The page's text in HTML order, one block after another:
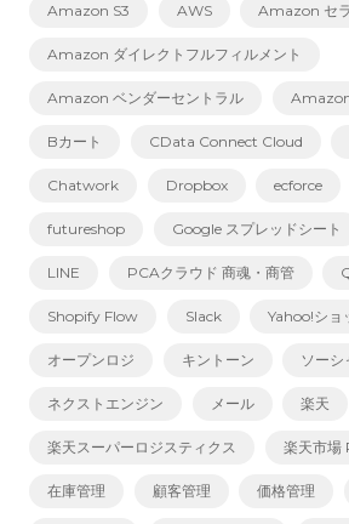
Amazon S3 AWS Amazon セ
Amazon ダイレクトフルフィルメント
Amazon ベンダーセントラル
Bカート CData Connect Cloud
Chatwork Dropbox ecforce
futureshop Google スプレッドシート
LINE PCAクラウド 商魂・商管
Shopify Flow Slack Yahoo!ショ
オープンロジ キントーン ソーシ
ネクストエンジン メール 楽天
楽天スーパーロジスティクス 楽天市場
在庫管理 顧客管理 価格管理